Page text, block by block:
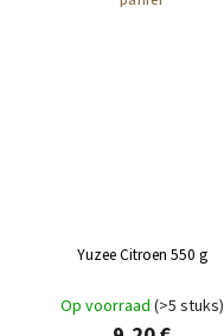
Yuzee Citroen 550 g
Op voorraad (>5 stuks)